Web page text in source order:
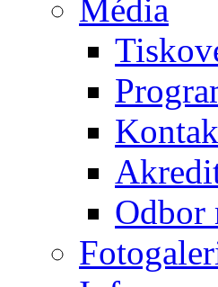
Média
Odbor